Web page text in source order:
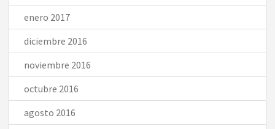
enero 2017
diciembre 2016
noviembre 2016
octubre 2016
agosto 2016